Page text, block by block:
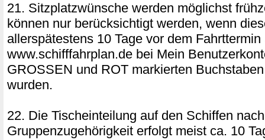
21. Sitzplatzwünsche werden möglichst
können nur berücksichtigt werden, wenn
allerspätestens 10 Tage vor dem Fahrttermin
www.schifffahrplan.de bei Mein
GROSSEN und ROT markierten
wurden.
22. Die Tischeinteilung auf den Schiffen nach
Gruppenzugehörigkeit erfolgt meist ca. 10